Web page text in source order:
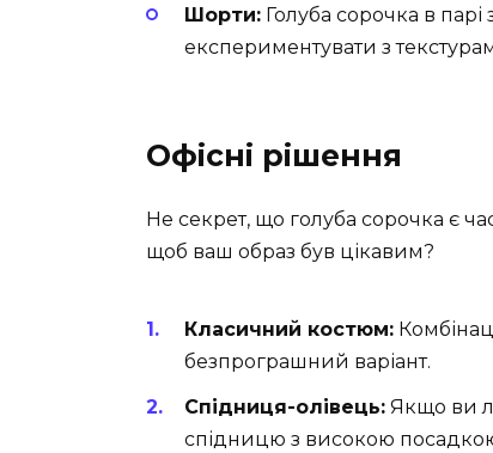
Шорти: Голуба сорочка в
експериментувати з
Офісні рішення
Не секрет, що голуба сорочка є
щоб ваш образ був цікавим?
Класичний костюм:
безпрограшний варіант.
Спідниця-олівець: Якщо ви
спідницю з високою